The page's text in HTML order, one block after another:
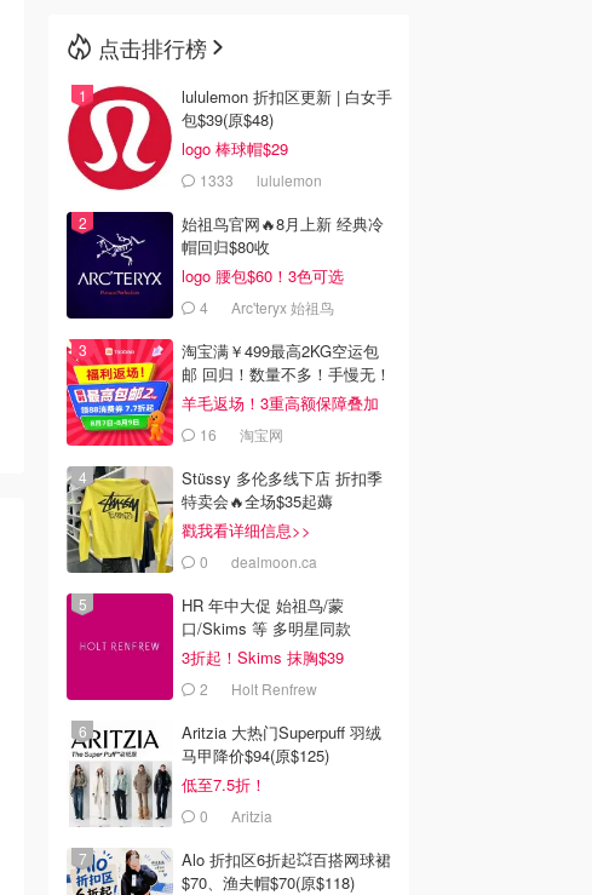
点击排行榜
lululemon 折扣区更新 | 白女手
包$39(原$48)
logo 棒球帽$29
1333 lululemon
始祖鸟官网🔥8月上新 经典冷
帽回归$80收
logo 腰包$60！3色可选
4 Arc'teryx 始祖鸟
淘宝满￥499最高2KG空运包
邮 回归！数量不多！手慢无！
羊毛返场！3重高额保障叠加
16 淘宝网
Stüssy 多伦多线下店 折扣季
特卖会🔥全场$35起薅
戳我看详细信息>>
0 dealmoon.ca
HR 年中大促 始祖鸟/蒙
口/Skims 等 多明星同款
3折起！Skims 抹胸$39
2 Holt Renfrew
Aritzia 大热门Superpuff 羽绒
马甲降价$94(原$125)
低至7.5折！
0 Aritzia
Alo 折扣区6折起💥百搭网球裙
$70、渔夫帽$70(原$118)